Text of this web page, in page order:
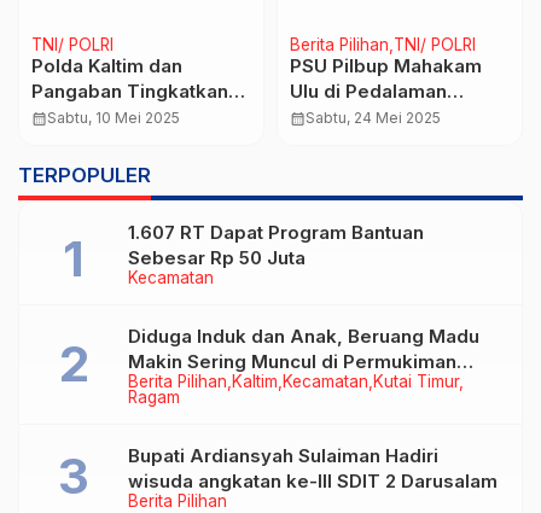
TNI/ POLRI
Polda Kaltim dan
Pangaban Tingkatkan
Kerja Sama Demi
Timur
calendar_monthSabtu, 10 Mei 2025
Berita Pilihan TNI/ POLRI
PSU Pilbup Mahakam
Ulu di Pedalaman
Berjalan Aman dan
calendar_monthSabtu, 24 Mei 2025
TERPOPULER
Kecamatan
1.607 RT Dapat Program Bantuan
Sebesar Rp 50 Juta
Berita Pilihan Kaltim Kecamatan Kutai Timur
Ragam
Diduga Induk dan Anak, Beruang Madu
Makin Sering Muncul di Permukiman
Warga
Berita Pilihan
Bupati Ardiansyah Sulaiman Hadiri
wisuda angkatan ke-III SDIT 2 Darusalam